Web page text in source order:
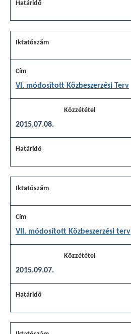
VI. módosított Közbeszerzési Terv
2015.07.08.
VII. módosított Közbeszerzési terv
2015.09.07.